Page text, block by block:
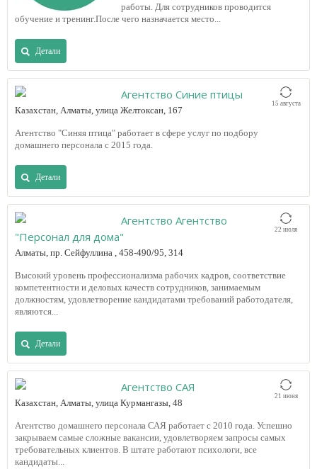
работы. Для сотрудников проводится
обучение и тренинг.После чего назначается место...
Детали
15 августа
Агентство Синие птицы
Казахстан, Алматы, улица Желтоксан, 167
Агентство "Синяя птица" работает в сфере услуг по подбору
домашнего персонала с 2015 года.
Детали
22 июля
Агентство Агентство
"Персонал для дома"
Алматы, пр. Сейфуллина , 458-490/95, 314
Высокий уровень профессионализма рабочих кадров, соответствие
компетентности и деловых качеств сотрудников, занимаемым
должностям, удовлетворение кандидатами требований работодателя,
являются...
Детали
21 июня
Агентство САЯ
Казахстан, Алматы, улица Курмангазы, 48
Агентство домашнего персонала САЯ работает с 2010 года. Успешно
закрываем самые сложные вакансии, удовлетворяем запросы самых
требовательных клиентов. В штате работают психологи, все
кандидаты...